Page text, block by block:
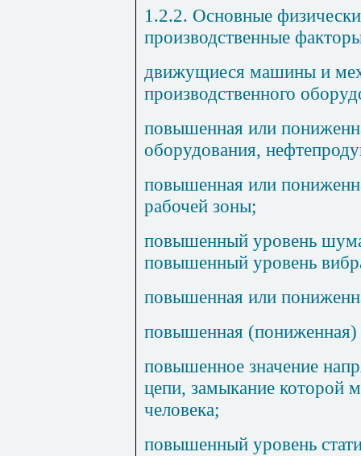
1.2.2. Основные
производственные
движущиеся машины и
производственного
повышенная или
оборудования,
повышенная или
рабочей зоны;
повышенный уровень
повышенный уровень
повышенная или
повышенная (пониженная)
повышенное значение
цепи, замыкание которой
человека;
повышенный уровень